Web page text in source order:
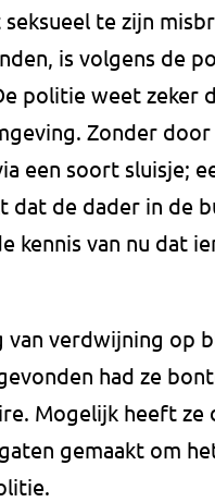
te zijn
is volgens de
politie weet zeker
Zonder
een soort sluisje;
dat de dader in de
kennis van nu dat
van verdwijning op
had ze
Mogelijk heeft ze
gemaakt om